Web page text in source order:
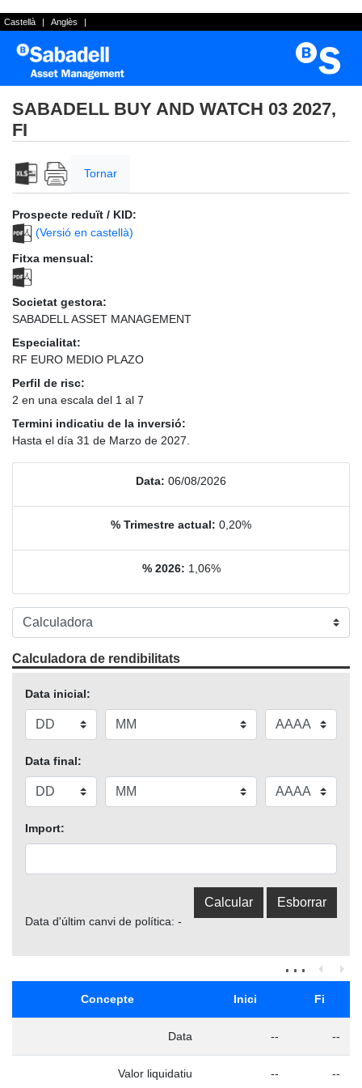
Castellà | Anglès |
SABADELL BUY AND WATCH 03 2027,
FI
Tornar
Prospecte reduït / KID:
(Versió en castellà)
Fitxa mensual:
Societat gestora:
SABADELL ASSET MANAGEMENT
Especialitat:
RF EURO MEDIO PLAZO
Perfil de risc:
2 en una escala del 1 al 7
Termini indicatiu de la inversió:
Hasta el día 31 de Marzo de 2027.
Data: 06/08/2026
% Trimestre actual: 0,20%
% 2026: 1,06%
Calculadora de rendibilitats
Data inicial:
Data final:
Import:
Data d'últim canvi de política: -
Concepte Inici Fi
Data -- --
Valor liquidatiu -- --